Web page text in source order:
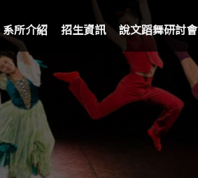
系所介紹 招生資訊 說文蹈舞研討會